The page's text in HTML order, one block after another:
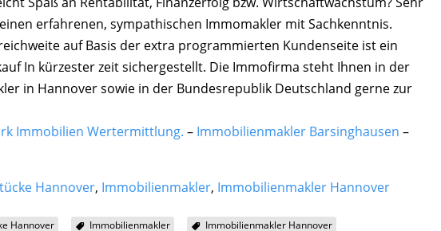
erfahrenen, sympathischen Immomakler mit Sachkenntnis.
auf Basis der extra programmierten Kundenseite ist ein
In kürzester zeit sichergestellt. Die Immofirma steht Ihnen in der
in Hannover sowie in der Bundesrepublik Deutschland gerne zur
Immobilien Wertermittlung. – Immobilienmakler Barsinghausen –
Hannover, Immobilienmakler, Immobilienmakler Hannover
Hannover Immobilienmakler Immobilienmakler Hannover